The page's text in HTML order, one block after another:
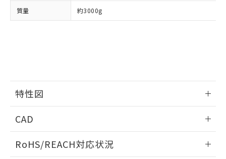
質量 約3000g
特性図
入力電圧-入力電流/入力インピーダンス特性
CAD
ドすることができます。
RoHS/REACH対応状況
示しないようお願いします。
マイパーツ機能（部品リスト作成サー
および当社の共同利用者が、当社の製
の共同利用に関して"
の「1.共同利
用者の範囲」に記載されている法人を
指します。
部品在庫の切り替え状況などにより、予定
月が前後することがあります。
下記の非含有証明書をダウンロードするこ
とができます。
51物質の非含有証明書（当社基準）
※本証明書は発行日時点で非含有を証明す
るもので、過去に遡って非含有を証明する
準値以下であることを示します。
「10」：通常の使用状況下において有害物
質が外部に漏えいし、環境に深刻な影響を
該第三者に通知します。また当社は、
販売先および販売に係わる関係者が違
空
受注生産機種、また在庫状況の